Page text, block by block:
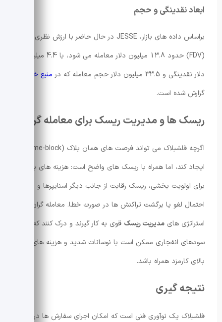
ابعاد نقدینگی و حجم
براساس داده های بازار، JESSE در حال حاضر با ارزش نظری کامل
(FDV) حدود 13.8 میلیون دلار معامله می شود، با 4.4 میلیون
دلار نقدینگی و 33.5 میلیون دلار حجم معامله که در
منبع خارجی
گزارش شده است.
ریسک ها و مدیریت ریسک برای معامله گران
ایجاد کند، اما همراه با ریسک های واضح است: هزینه های بالا
برای اولویت بخشی، ریسک رقابت از جانب دیگر اسنایپرها و
احتمال لغو یا برگشت تراکنش ها در صورت خطا. معامله گران باید
استراتژی های مدیریت ریسک قوی به کار گیرند و درک کنند که
سودهای انفجاری ممکن است با نوسانات شدید و هزینه های
بالای کارمزد همراه باشد.
نتیجه گیری
فلشبلاک یک نوآوری فنی است که امکان اجرای سفارش ها در